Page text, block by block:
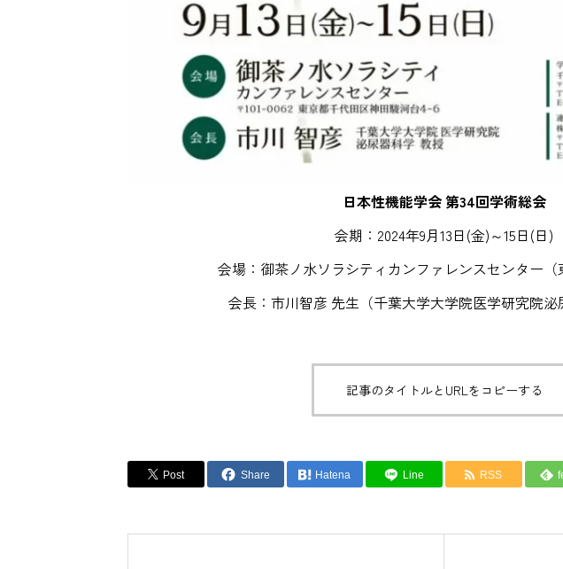
日本性機能学会 第34回学術総会
会期：2024年9月13日(金)～15日(日)
会場：御茶ノ水ソラシティカンファレンスセンター（
会長：市川智彦 先生（千葉大学大学院医学研究院泌
記事のタイトルとURLをコピーする
Post Share Hatena Line RSS